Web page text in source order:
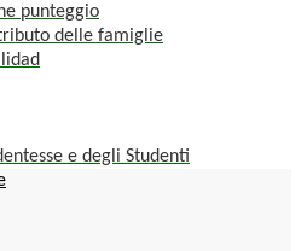
punteggio
delle famiglie
e degli Studenti